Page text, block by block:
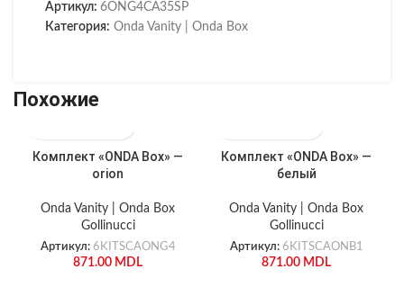
Артикул: 6ONG4CA35SP
Категория: Onda Vanity | Onda Box
Похожие
Комплект «ONDA Box» —
orion
Onda Vanity | Onda Box
Gollinucci
Артикул: 6KITSCAONG4
871.00 MDL
Комплект «ONDA Box» —
белый
Onda Vanity | Onda Box
Gollinucci
Артикул: 6KITSCAONB1
871.00 MDL